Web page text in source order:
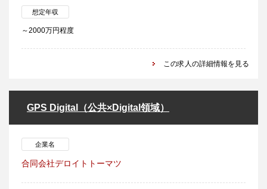
想定年収
～2000万円程度
この求人の詳細情報を見る
GPS Digital（公共×Digital領域）
企業名
合同会社デロイトトーマツ